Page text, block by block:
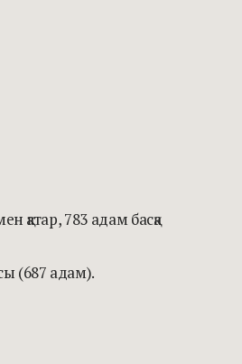
783 адам басқа
(687 адам).